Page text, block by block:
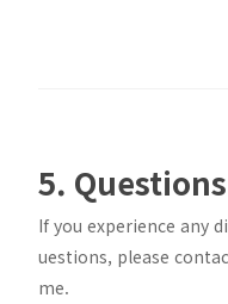
5. Questions
If you experience any
uestions, please
me.